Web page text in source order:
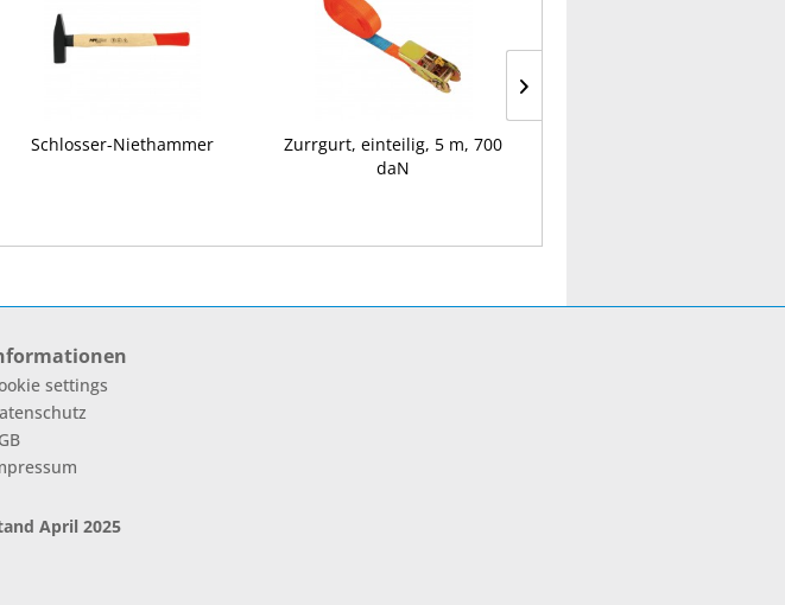
Schlosser-Niethammer
Zurrgurt, einteilig, 5 m, 700
daN
settings
April 2025